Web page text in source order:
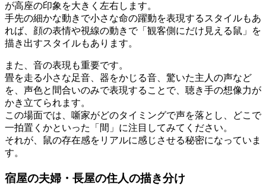
が高座の印象を大きく左右します。
手先の細かな動きで小さな命の躍動を表現するスタイルもあ
れば、顔の表情や視線の動きで「観客側にだけ見える鼠」を
描き出すスタイルもあります。
また、音の表現も重要です。
畳を走る小さな足音、器をかじる音、驚いた主人の声など
を、声色と間合いのみで表現することで、聴き手の想像力が
かき立てられます。
この場面では、噺家がどのタイミングで声を落とし、どこで
一拍置くかといった「間」に注目してみてください。
それが、鼠の存在感をリアルに感じさせる秘密になっていま
す。
宿屋の夫婦・長屋の住人の描き分け